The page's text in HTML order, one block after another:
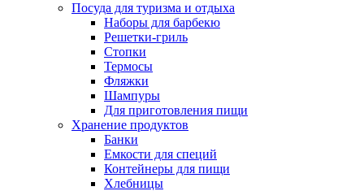
Посуда для туризма и отдыха
Наборы для барбекю
Решетки-гриль
Стопки
Термосы
Фляжки
Шампуры
Для приготовления пищи
Хранение продуктов
Банки
Емкости для специй
Контейнеры для пищи
Хлебницы